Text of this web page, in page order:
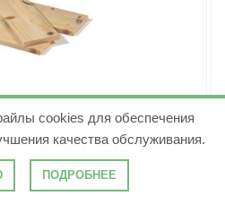
20х145х6000 хвоя Сорт С
( 1 )
в м³:57.47
руб./шт
cookies для обеспечения
качества обслуживания.
ПОДРОБНЕЕ